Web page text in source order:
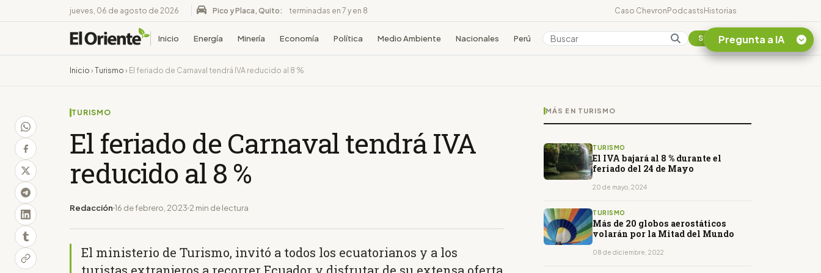
jueves, 06 de agosto de 2026 Pico y Placa, Quito: terminadas en 7 y en 8 Caso ChevronPodcastsHistorias
Inicio Energía Minería Economía Política Medio Ambiente Nacionales Perú Colombia Suscribirse
Inicio › Turismo › El feriado de Carnaval tendrá IVA reducido al 8 %
TURISMO
El feriado de Carnaval tendrá IVA
reducido al 8 %
Redacción 16 de febrero, 2023 2 min de lectura
El ministerio de Turismo, invitó a todos los ecuatorianos y a los
MÁS EN TURISMO
TURISMO
El IVA bajará al 8 % durante el
feriado del 24 de Mayo
20 de mayo, 2024
TURISMO
Más de 20 globos aerostáticos
volarán por la Mitad del Mundo
08 de diciembre, 2022
Pregunta a IA